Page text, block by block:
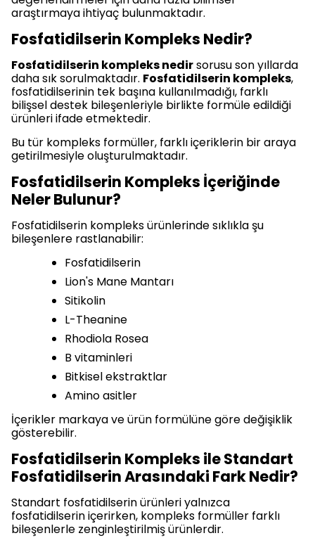
araştırmaya ihtiyaç bulunmaktadır.
Fosfatidilserin Kompleks Nedir?
Fosfatidilserin kompleks nedirsorusu son yıllarda
daha sık sorulmaktadır. Fosfatidilserin kompleks,
fosfatidilserinin tek başına kullanılmadığı, farklı
bilişsel destek bileşenleriyle birlikte formüle edildiği
ürünleri ifade etmektedir.
Bu tür kompleks formüller, farklı içeriklerin bir araya
getirilmesiyle oluşturulmaktadır.
Fosfatidilserin Kompleks İçeriğinde
Neler Bulunur?
Fosfatidilserin kompleks ürünlerinde sıklıkla şu
bileşenlere rastlanabilir:
Fosfatidilserin
Lion's Mane Mantarı
Sitikolin
L-Theanine
Rhodiola Rosea
B vitaminleri
Bitkisel ekstraktlar
Amino asitler
İçerikler markaya ve ürün formülüne göre değişiklik
gösterebilir.
Fosfatidilserin Kompleks ile Standart
Fosfatidilserin Arasındaki Fark Nedir?
Standart fosfatidilserin ürünleri yalnızca
fosfatidilserin içerirken, kompleks formüller farklı
bileşenlerle zenginleştirilmiş ürünlerdir.